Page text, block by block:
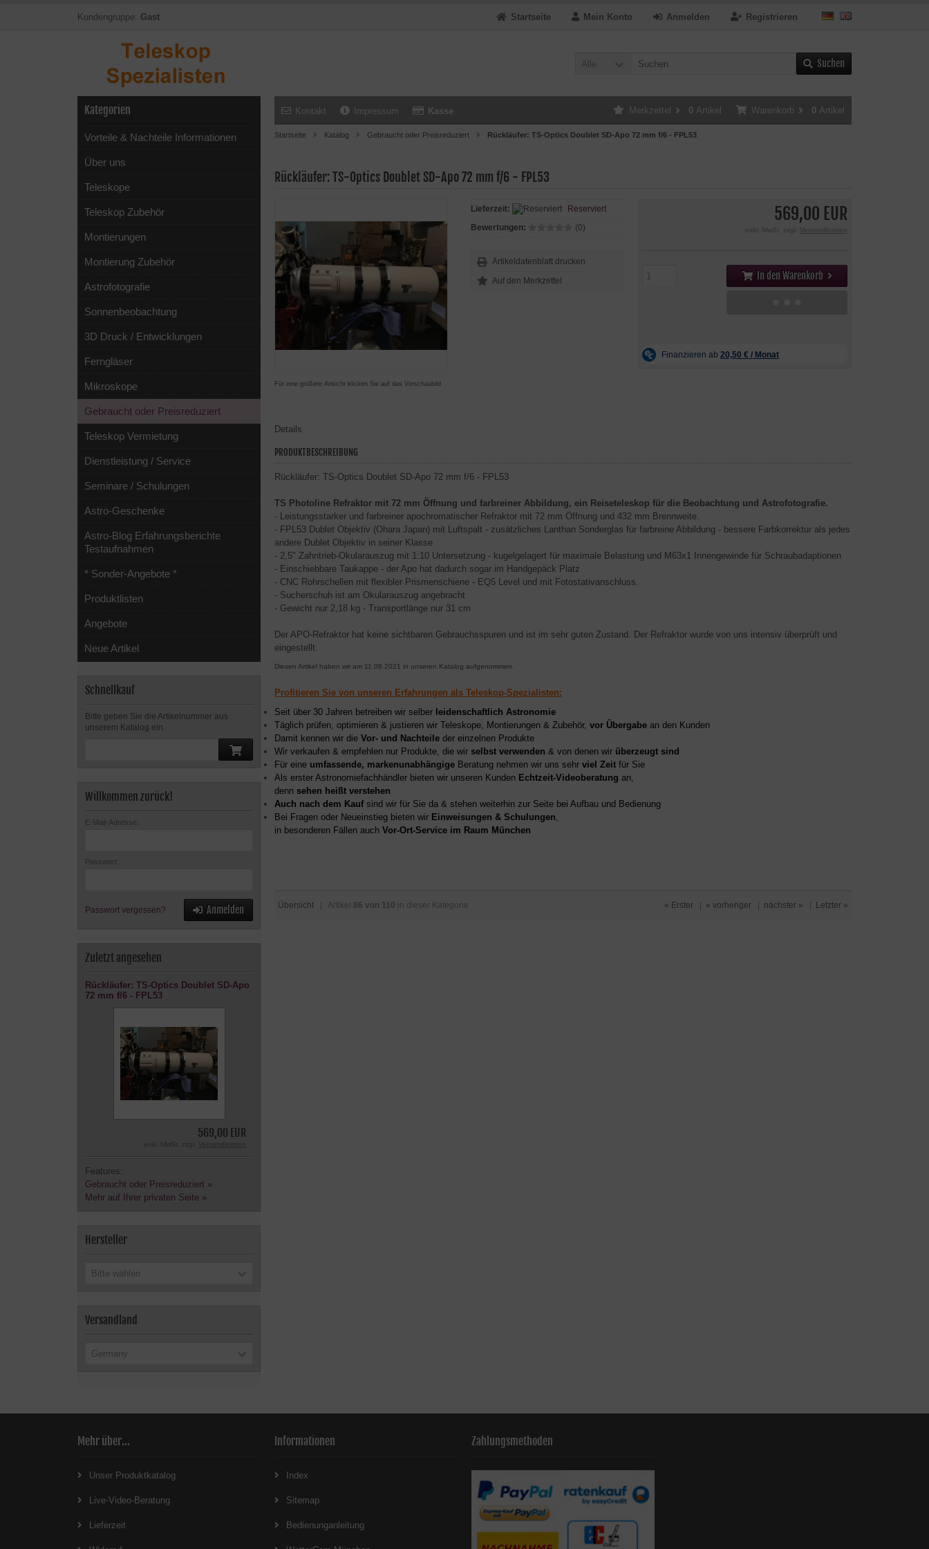
Kundengruppe: Gast Registrieren
Anmelden
Mein Konto
Startseite
Alle Suchen
Kontakt Impressum Kasse Warenkorb 0 Artikel
Merkzettel 0 Artikel
Startseite Katalog Gebraucht oder Preisreduziert Rückläufer: TS-Optics Doublet SD-Apo 72 mm f/6 - FPL53
Rückläufer: TS-Optics Doublet SD-Apo 72 mm f/6 - FPL53
Für eine größere Ansicht klicken Sie auf das Vorschaubild
569,00 EUR
exkl. MwSt. zzgl. Versandkosten
In den Warenkorb
Lieferzeit:
Reserviert
Bewertungen:
(0)
Artikeldatenblatt drucken
Details
PRODUKTBESCHREIBUNG
Rückläufer: TS-Optics Doublet SD-Apo 72 mm f/6 - FPL53
TS Photoline Refraktor mit 72 mm Öffnung und farbreiner Abbildung, ein Reiseteleskop für die Beobachtung und Astrofotografie.
- Leistungsstarker und farbreiner apochromatischer Refraktor mit 72 mm Öffnung und 432 mm Brennweite.
- FPL53 Dublet Objektiv (Ohara Japan) mit Luftspalt - zusätzliches Lanthan Sonderglas für farbreine Abbildung - bessere Farbkorrektur als jedes
andere Dublet Objektiv in seiner Klasse
- 2,5" Zahntrieb-Okularauszug mit 1:10 Untersetzung - kugelgelagert für maximale Belastung und M63x1 Innengewinde für Schraubadaptionen
- Einschiebbare Taukappe - der Apo hat dadurch sogar im Handgepäck Platz
- CNC Rohrschellen mit flexibler Prismenschiene - EQ5 Level und mit Fotostativanschluss.
- Sucherschuh ist am Okularauszug angebracht
- Gewicht nur 2,18 kg - Transportlänge nur 31 cm
Der APO-Refraktor hat keine sichtbaren Gebrauchsspuren und ist im sehr guten Zustand. Der Refraktor wurde von uns intensiv überprüft und
eingestellt.
Diesen Artikel haben wir am 11.08.2021 in unseren Katalog aufgenommen.
Profitieren Sie von unseren Erfahrungen als Teleskop-Spezialisten:
Seit über 30 Jahren betreiben wir selber leidenschaftlich Astronomie
Täglich prüfen, optimieren & justieren wir Teleskope, Montierungen & Zubehör, vor Übergabe an den Kunden
Damit kennen wir die Vor- und Nachteile der einzelnen Produkte
Wir verkaufen & empfehlen nur Produkte, die wir selbst verwenden & von denen wir überzeugt sind
Für eine umfassende, markenunabhängige Beratung nehmen wir uns sehr viel Zeit für Sie
Als erster Astronomiefachhändler bieten wir unseren Kunden Echtzeit-Videoberatung an,
denn sehen heißt verstehen
Auch nach dem Kaufsind wir für Sie da & stehen weiterhin zur Seite bei Aufbau und Bedienung
Bei Fragen oder Neueinstieg bieten wir Einweisungen & Schulungen
in besonderen Fällen auch Vor-Ort-Service im Raum München
Übersicht | Artikel 86 von 110 in dieser Kategorie « Erster | « vorheriger | nächster » | Letzter »
Kategorien
Vorteile & Nachteile Informationen
Über uns
Teleskope
Teleskop Zubehör
Montierungen
Montierung Zubehör
Astrofotografie
Sonnenbeobachtung
3D Druck / Entwicklungen
Ferngläser
Mikroskope
Gebraucht oder Preisreduziert
Teleskop Vermietung
Dienstleistung / Service
Seminare / Schulungen
Astro-Geschenke
Astro-Blog Erfahrungsberichte
Testaufnahmen
* Sonder-Angebote *
Produktlisten
Angebote
Neue Artikel
Schnellkauf
Bitte geben Sie die Artikelnummer aus
unserem Katalog ein.
Willkommen zurück!
E-Mail-Adresse:
Passwort:
Passwort vergessen? Anmelden
Zuletzt angesehen
Rückläufer: TS-Optics Doublet SD-Apo
72 mm f/6 - FPL53
569,00 EUR
exkl. MwSt. zzgl.
Features:
Gebraucht oder Preisreduziert »
Mehr auf Ihrer privaten Seite »
Hersteller
Bitte wählen
Versandland
Germany
Mehr über...
Unser Produktkatalog
Live-Video-Beratung
Lieferzeit
Informationen
Index
Sitemap
Bedienunganleitung
Zahlungsmethoden